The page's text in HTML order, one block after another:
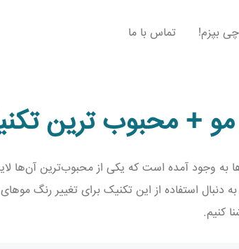
چی بپزم! تماس با ما
+ محبوب ترین
به وجود آمده است که یکی از محبوب‌ترین آن‌ها
دنبال استفاده از این تکنیک برای تغییر رنگ
کنیم.